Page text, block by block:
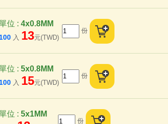
位 : 4x0.8MM
入 13元(TWD)
份
位 : 5x0.8MM
入 15元(TWD)
份
位 : 5x1MM
份